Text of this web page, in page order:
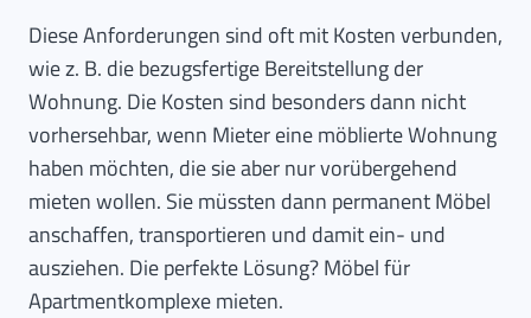
Diese Anforderungen sind oft mit Kosten verbunden,
wie z. B. die bezugsfertige Bereitstellung der
Wohnung. Die Kosten sind besonders dann nicht
vorhersehbar, wenn Mieter eine möblierte Wohnung
haben möchten, die sie aber nur vorübergehend
mieten wollen. Sie müssten dann permanent Möbel
anschaffen, transportieren und damit ein- und
ausziehen. Die perfekte Lösung? Möbel für
Apartmentkomplexe mieten.